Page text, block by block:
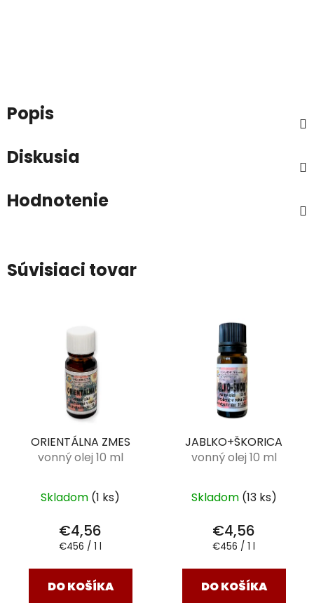
Popis
Diskusia
Hodnotenie
Súvisiaci tovar
ORIENTÁLNA ZMES
vonný olej 10 ml
Skladom (1 ks)
€4,56
Jednotková
€456 / 1 l
DO KOŠÍKA
JABLKO+ŠKORICA
vonný olej 10 ml
Skladom (13 ks)
€4,56
Jednotková
€456 / 1 l
DO KOŠÍKA